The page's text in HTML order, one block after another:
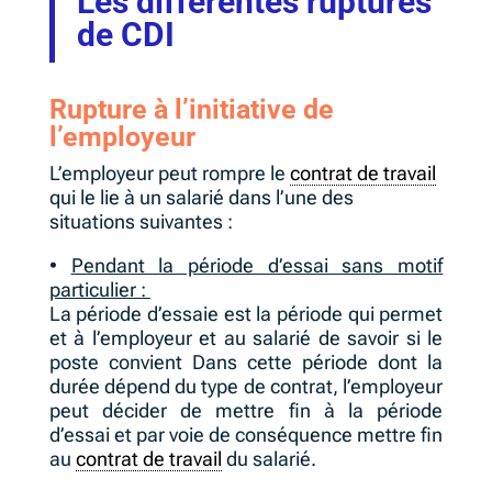
de CDI
Rupture à l’initiative de
l’employeur
L’employeur peut rompre le contrat de travail
qui le lie à un salarié dans l’une des
situations suivantes :
• Pendant la période d’essai sans motif
particulier :
La période d’essaie est la période qui permet
et à l’employeur et au salarié de savoir si le
poste convient Dans cette période dont la
durée dépend du type de contrat, l’employeur
peut décider de mettre fin à la période
d’essai et par voie de conséquence mettre fin
au contrat de travail du salarié.